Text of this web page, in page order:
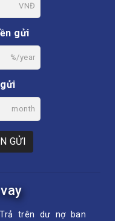
VNĐ
gửi
%/year
month
GỬI
Trả trên dư nợ ban